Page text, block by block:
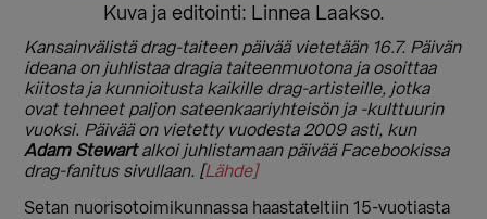
Kuva ja editointi: Linnea Laakso.
Kansainvälistä drag-taiteen päivää vietetään 16.7. Päivän
ideana on juhlistaa dragia taiteenmuotona ja osoittaa
kiitosta ja kunnioitusta kaikille drag-artisteille, jotka
ovat tehneet paljon sateenkaariyhteisön ja -kulttuurin
vuoksi. Päivää on vietetty vuodesta 2009 asti, kun
Adam Stewartalkoi juhlistamaan päivää Facebookissa
drag-fanitus sivullaan. [Lähde]
Setan nuorisotoimikunnassa haastateltiin 15-vuotiasta